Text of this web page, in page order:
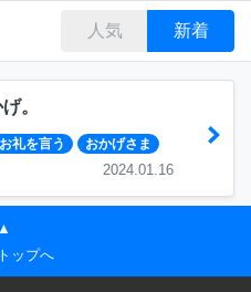
人気 新着
。
お礼を言う おかげさま
2024.01.16
▲
ップへ